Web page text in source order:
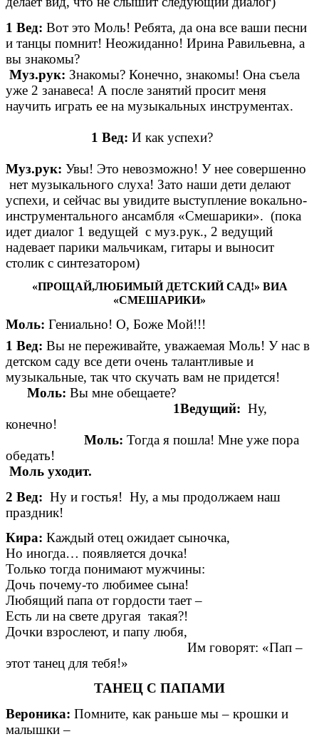
1 Вед: Вот это Моль! Ребята, да она все ваши песни
и танцы помнит! Неожиданно! Ирина Равильевна, а
вы знакомы?
Муз.рук: Знакомы? Конечно, знакомы! Она съела
уже 2 занавеса! А после занятий просит меня
научить играть ее на музыкальных инструментах.
1 Вед: И как успехи?
Муз.рук: Увы! Это невозможно! У нее совершенно
нет музыкального слуха! Зато наши дети делают
успехи, и сейчас вы увидите выступление вокально-
инструментального ансамбля «Смешарики». (пока
идет диалог 1 ведущей с муз.рук., 2 ведущий
надевает парики мальчикам, гитары и выносит
столик с синтезатором)
«ПРОЩАЙ,ЛЮБИМЫЙ ДЕТСКИЙ САД!» ВИА
«СМЕШАРИКИ»
Моль: Гениально! О, Боже Мой!!!
1 Вед: Вы не переживайте, уважаемая Моль! У нас в
детском саду все дети очень талантливые и
музыкальные, так что скучать вам не придется!
Моль: Вы мне обещаете?
1Ведущий: Ну,
конечно!
Моль: Тогда я пошла! Мне уже пора
обедать!
Моль уходит.
2 Вед: Ну и гостья! Ну, а мы продолжаем наш
праздник!
Кира: Каждый отец ожидает сыночка,
Но иногда… появляется дочка!
Только тогда понимают мужчины:
Дочь почему-то любимее сына!
Любящий папа от гордости тает –
Есть ли на свете другая такая?!
Дочки взрослеют, и папу любя,
Им говорят: «Пап –
этот танец для тебя!»
ТАНЕЦ С ПАПАМИ
Вероника: Помните, как раньше мы – крошки и
малышки –